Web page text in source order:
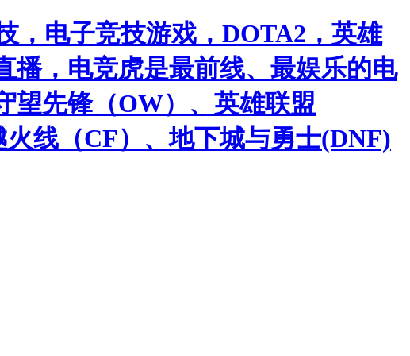
，电子竞技游戏，DOTA2，英雄
播，电竞虎是最前线、最娱乐的电
望先锋（OW）、英雄联盟
线（CF）、地下城与勇士(DNF)